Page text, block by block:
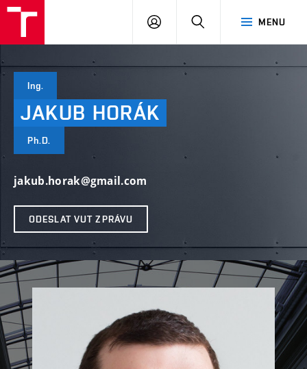
MENU
PŘIHLÁSIT
Ing.
JAKUB HORÁK
Ph.D.
jakub.horak@gmail.com
ODESLAT VUT ZPRÁVU